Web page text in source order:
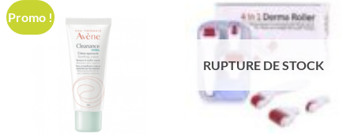
Promo !
RUPTURE DE STOCK